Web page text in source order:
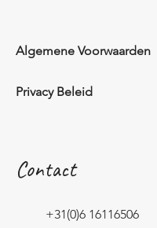
Algemene Voorwaarden
Privacy Beleid
Contact
+31(0)6 16116506